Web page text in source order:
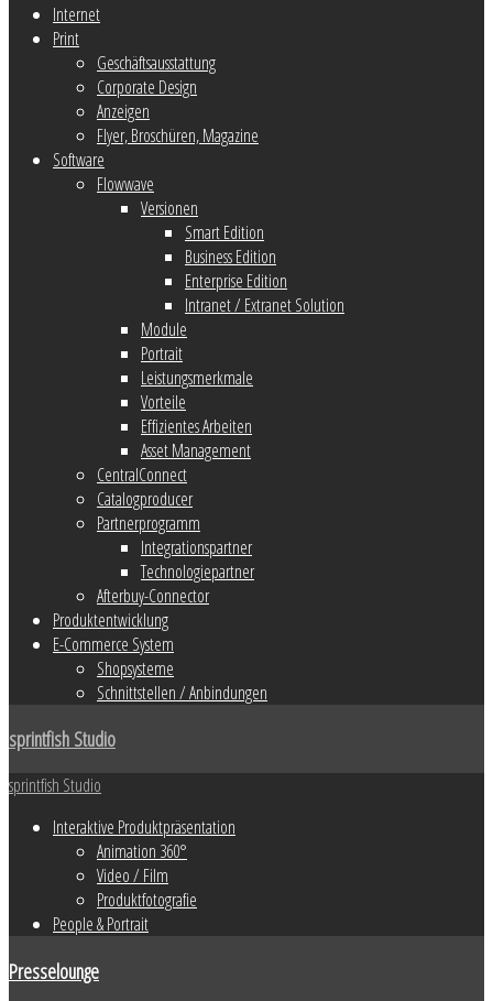
Internet
Print
Geschäftsausstattung
Corporate Design
Anzeigen
Flyer, Broschüren, Magazine
Software
Flowwave
Versionen
Smart Edition
Business Edition
Enterprise Edition
Intranet / Extranet Solution
Module
Portrait
Leistungsmerkmale
Vorteile
Effizientes Arbeiten
Asset Management
CentralConnect
Catalogproducer
Partnerprogramm
Integrationspartner
Technologiepartner
Afterbuy-Connector
Produktentwicklung
E-Commerce System
Shopsysteme
Schnittstellen / Anbindungen
sprintfish Studio
sprintfish Studio
Interaktive Produktpräsentation
Animation 360°
Video / Film
Produktfotografie
People & Portrait
Presselounge